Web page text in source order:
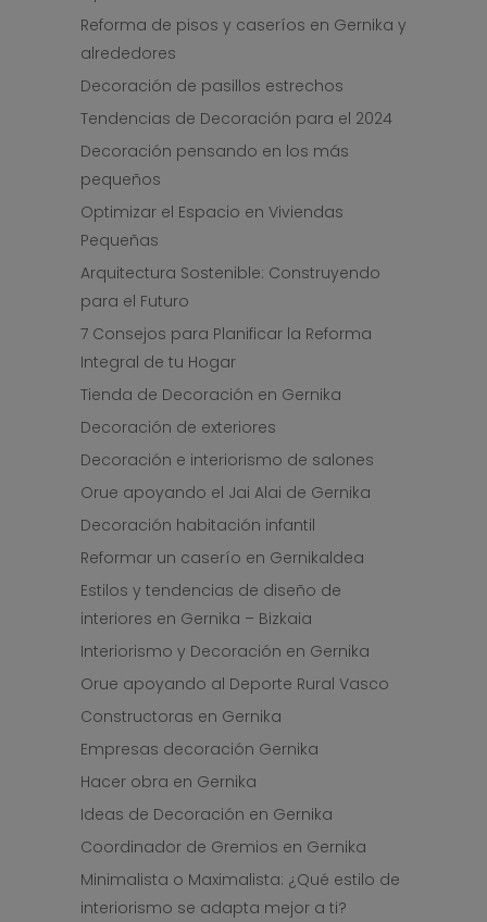
Reforma de pisos y caseríos en Gernika y
alrededores
Decoración de pasillos estrechos
Tendencias de Decoración para el 2024
Decoración pensando en los más
pequeños
Optimizar el Espacio en Viviendas
Pequeñas
Arquitectura Sostenible: Construyendo
para el Futuro
7 Consejos para Planificar la Reforma
Integral de tu Hogar
Tienda de Decoración en Gernika
Decoración de exteriores
Decoración e interiorismo de salones
Orue apoyando el Jai Alai de Gernika
Decoración habitación infantil
Reformar un caserío en Gernikaldea
Estilos y tendencias de diseño de
interiores en Gernika – Bizkaia
Interiorismo y Decoración en Gernika
Orue apoyando al Deporte Rural Vasco
Constructoras en Gernika
Empresas decoración Gernika
Hacer obra en Gernika
Ideas de Decoración en Gernika
Coordinador de Gremios en Gernika
Minimalista o Maximalista: ¿Qué estilo de
interiorismo se adapta mejor a ti?